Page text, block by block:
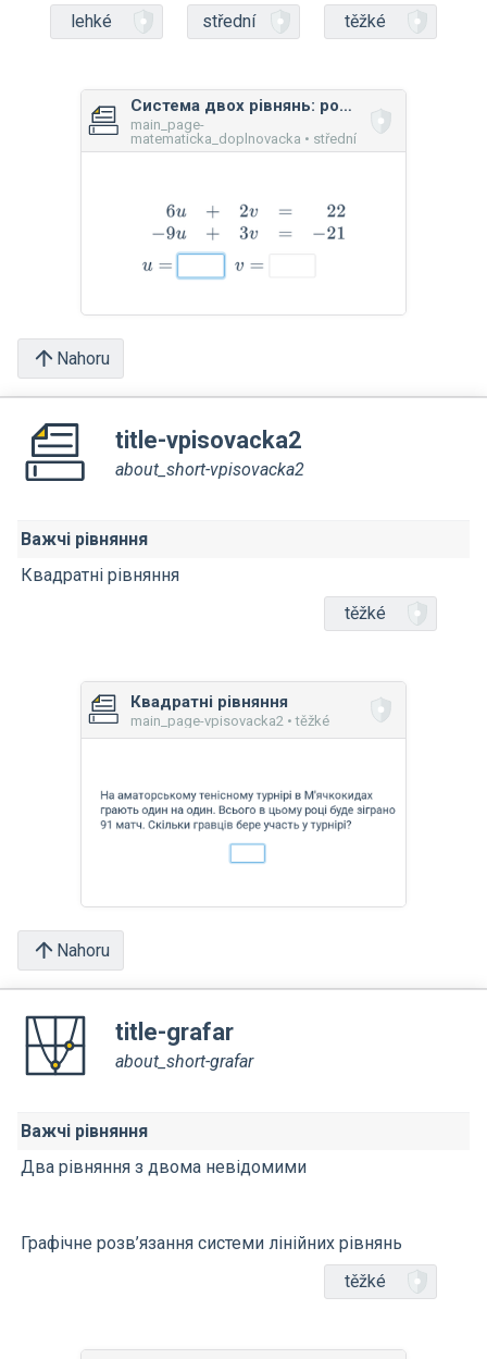
lehké
střední těžké
Система двох рівнянь: розв'язання методом додавання
main_page-
matematicka_doplnovacka • střední
Nahoru
title-vpisovacka2
about_short-vpisovacka2
Важчі рівняння
Квадратні рівняння
těžké
Квадратні рівняння
main_page-vpisovacka2 • těžké
Nahoru
title-grafar
about_short-grafar
Важчі рівняння
Два рівняння з двома невідомими
Графічне розв’язання системи лінійних рівнянь
těžké